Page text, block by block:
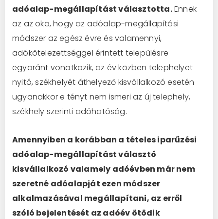
adóalap-megállapítást választotta.Ennek
az az oka, hogy az adóalap-megállapítási
módszer az egész évre és valamennyi,
adókötelezettséggel érintett településre
egyaránt vonatkozik, az év közben telephelyet
nyitó, székhelyét áthelyező kisvállalkozó esetén
ugyanakkor e tényt nem ismeri az új telephely,
székhely szerinti adóhatóság.
Amennyiben a korábban a tételes iparűzési
adóalap-megállapítást választó
kisvállalkozó valamely adóévben már nem
szeretné adóalapját ezen módszer
alkalmazásával megállapítani, az erről
szóló bejelentését az adóév ötödik